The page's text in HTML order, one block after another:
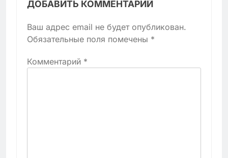
ДОБАВИТЬ КОММЕНТАРИЙ
Ваш адрес email не будет опубликован.
Обязательные поля помечены *
Комментарий *